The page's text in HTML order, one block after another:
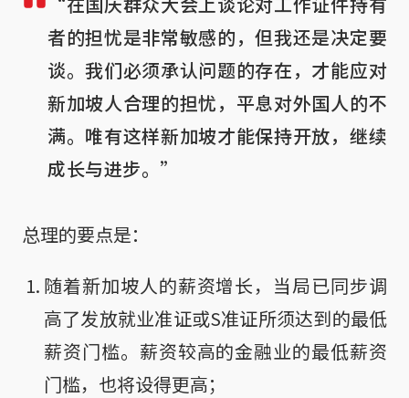
者的担忧是非常敏感的，但我还是决定要
谈。我们必须承认问题的存在，才能应对
新加坡人合理的担忧，平息对外国人的不
满。唯有这样新加坡才能保持开放，继续
成长与进步。”
总理的要点是：
随着新加坡人的薪资增长，当局已同步调
高了发放就业准证或S准证所须达到的最低
薪资门槛。薪资较高的金融业的最低薪资
门槛，也将设得更高；